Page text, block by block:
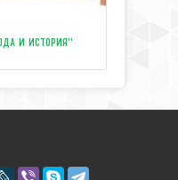
и история"